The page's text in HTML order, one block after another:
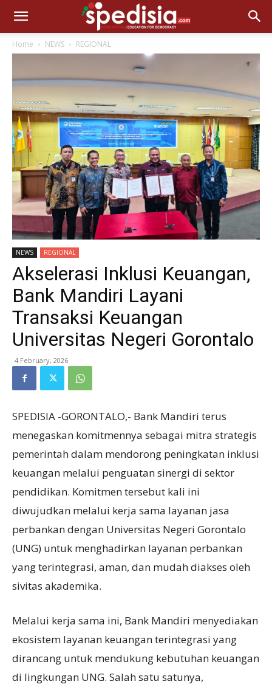
Home NEWS REGIONAL
NEWS REGIONAL
Akselerasi Inklusi Keuangan,
Bank Mandiri Layani
Transaksi Keuangan
Universitas Negeri Gorontalo
4 February, 2026
SPEDISIA -GORONTALO,- Bank Mandiri terus
menegaskan komitmennya sebagai mitra strategis
pemerintah dalam mendorong peningkatan inklusi
keuangan melalui penguatan sinergi di sektor
pendidikan. Komitmen tersebut kali ini
diwujudkan melalui kerja sama layanan jasa
perbankan dengan Universitas Negeri Gorontalo
(UNG) untuk menghadirkan layanan perbankan
yang terintegrasi, aman, dan mudah diakses oleh
sivitas akademika.
Melalui kerja sama ini, Bank Mandiri menyediakan
ekosistem layanan keuangan terintegrasi yang
dirancang untuk mendukung kebutuhan keuangan
di lingkungan UNG. Salah satu satunya,